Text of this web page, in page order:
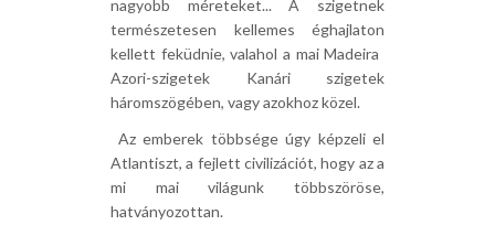
nagyobb méreteket... A szigetnek
természetesen kellemes éghajlaton
kellett feküdnie, valahol a mai Madeira 
Azori-szigetek Kanári szigetek
háromszögében, vagy azokhoz közel.
 Az emberek többsége úgy képzeli el
Atlantiszt, a fejlett civilizációt, hogy az a
mi mai világunk többszöröse,
hatványozottan.